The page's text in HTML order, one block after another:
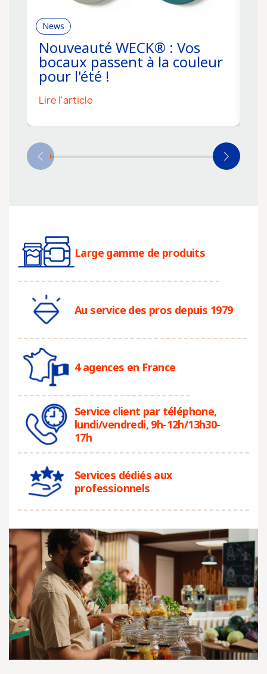
News
Nouveauté WECK® : Vos
bocaux passent à la couleur
pour l'été !
Lire l'article
Large gamme de produits
Au service des pros depuis 1979
4 agences en France
Service client par téléphone,
lundi/vendredi, 9h-12h/13h30-
17h
Services dédiés aux
professionnels